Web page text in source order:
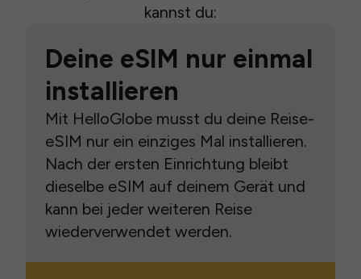
kannst du:
Deine eSIM nur einmal
installieren
Mit HelloGlobe musst du deine Reise-
eSIM nur ein einziges Mal installieren.
Nach der ersten Einrichtung bleibt
dieselbe eSIM auf deinem Gerät und
kann bei jeder weiteren Reise
wiederverwendet werden.